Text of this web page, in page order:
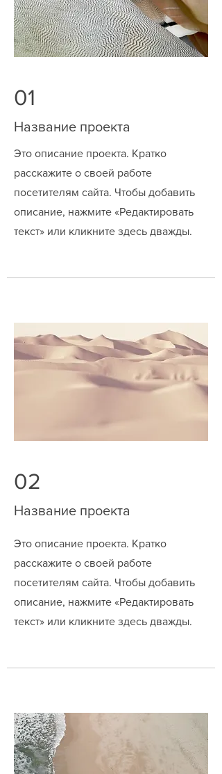
01
Название проекта
Это описание проекта. Кратко
расскажите о своей работе
посетителям сайта. Чтобы добавить
описание, нажмите «Редактировать
текст» или кликните здесь дважды.
02
Название проекта
Это описание проекта. Кратко
расскажите о своей работе
посетителям сайта. Чтобы добавить
описание, нажмите «Редактировать
текст» или кликните здесь дважды.